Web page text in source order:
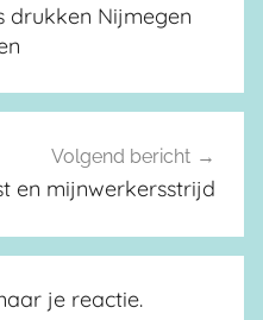
drukken Nijmegen
Volgend bericht
en mijnwerkersstrijd
je reactie.